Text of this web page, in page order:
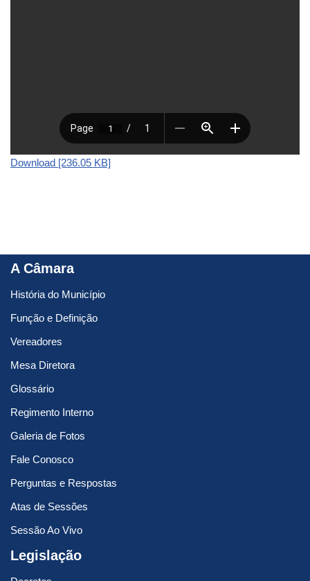
Download [236.05 KB]
A Câmara
História do Município
Função e Definição
Vereadores
Mesa Diretora
Glossário
Regimento Interno
Galeria de Fotos
Fale Conosco
Perguntas e Respostas
Atas de Sessões
Sessão Ao Vivo
Legislação